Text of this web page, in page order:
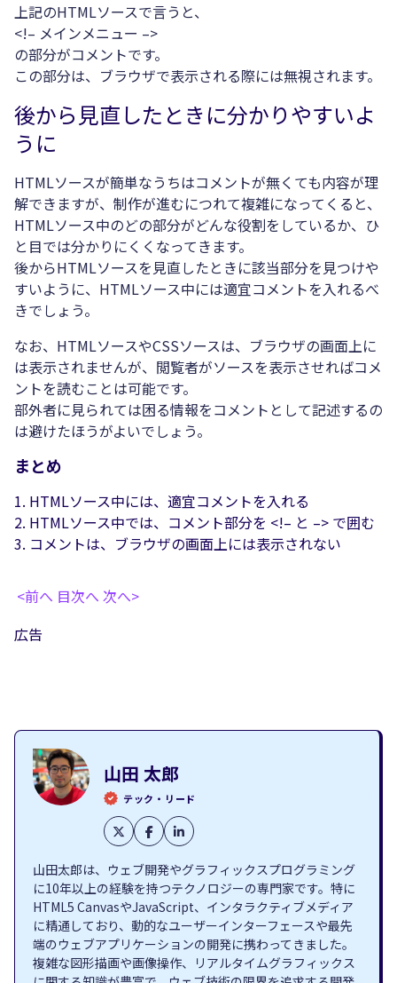
上記のHTMLソースで言うと、
<!– メインメニュー –>
の部分がコメントです。
この部分は、ブラウザで表示される際には無視されます。
後から見直したときに分かりやすいよ
うに
HTMLソースが簡単なうちはコメントが無くても内容が理
解できますが、制作が進むにつれて複雑になってくると、
HTMLソース中のどの部分がどんな役割をしているか、ひ
と目では分かりにくくなってきます。
後からHTMLソースを見直したときに該当部分を見つけや
すいように、HTMLソース中には適宜コメントを入れるべ
きでしょう。
なお、HTMLソースやCSSソースは、ブラウザの画面上に
は表示されませんが、閲覧者がソースを表示させればコメ
ントを読むことは可能です。
部外者に見られては困る情報をコメントとして記述するの
は避けたほうがよいでしょう。
まとめ
HTMLソース中には、適宜コメントを入れる
HTMLソース中では、コメント部分を <!– と –> で囲む
コメントは、ブラウザの画面上には表示されない
<前へ 目次へ 次へ>
広告
山田 太郎
テック・リード
山田太郎は、ウェブ開発やグラフィックスプログラミング
に10年以上の経験を持つテクノロジーの専門家です。特に
HTML5 CanvasやJavaScript、インタラクティブメディア
に精通しており、動的なユーザーインターフェースや最先
端のウェブアプリケーションの開発に携わってきました。
複雑な図形描画や画像操作、リアルタイムグラフィックス